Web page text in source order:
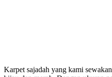
Karpet sajadah yang kami